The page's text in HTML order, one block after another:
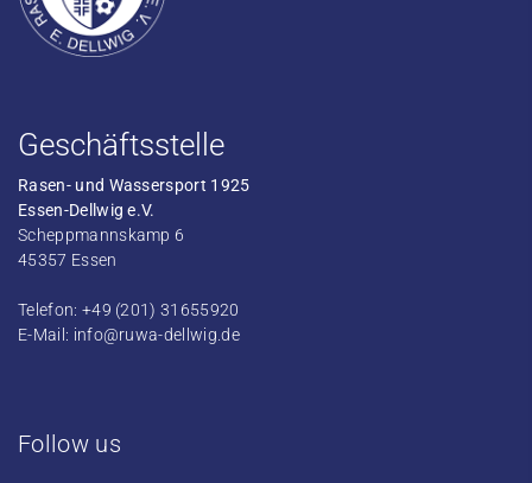
Geschäftsstelle
Rasen- und Wassersport 1925
Essen-Dellwig e.V.
Scheppmannskamp 6
45357 Essen
Telefon: +49 (201) 31655920
E-Mail: info@ruwa-dellwig.de
Follow us